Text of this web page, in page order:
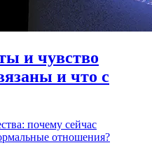
и чувство
и что с